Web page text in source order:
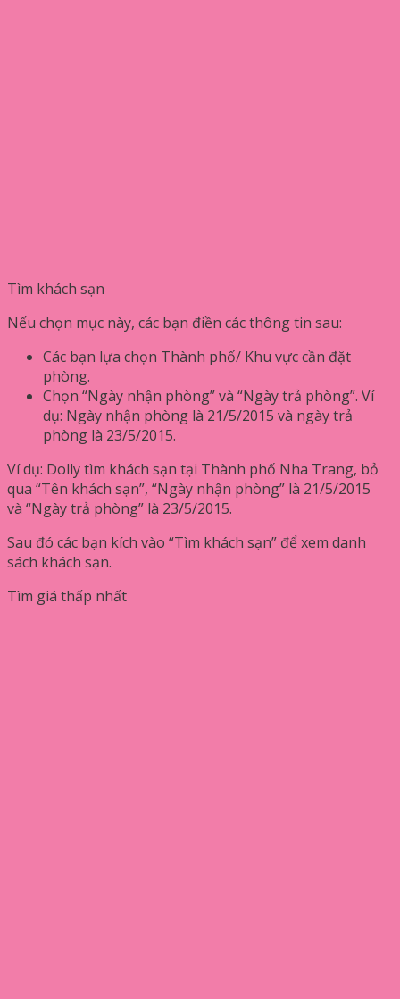
Tìm khách sạn
Nếu chọn mục này, các bạn điền các thông tin sau:
Các bạn lựa chọn Thành phố/ Khu vực cần đặt
phòng.
Chọn “Ngày nhận phòng” và “Ngày trả phòng”. Ví
dụ: Ngày nhận phòng là 21/5/2015 và ngày trả
phòng là 23/5/2015.
Ví dụ: Dolly tìm khách sạn tại Thành phố Nha Trang, bỏ
qua “Tên khách sạn”, “Ngày nhận phòng” là 21/5/2015
và “Ngày trả phòng” là 23/5/2015.
Sau đó các bạn kích vào “Tìm khách sạn” để xem danh
sách khách sạn.
Tìm giá thấp nhất